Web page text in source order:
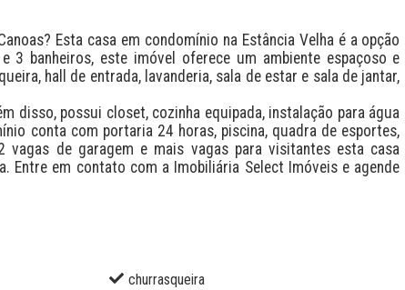
Esta casa em condomínio na Estância Velha é a opção
banheiros, este imóvel oferece um ambiente espaçoso e
hall de entrada, lavanderia, sala de estar e sala de jantar,
disso, possui closet, cozinha equipada, instalação para água
conta com portaria 24 horas, piscina, quadra de esportes,
vagas de garagem e mais vagas para visitantes esta casa
em contato com a Imobiliária Select Imóveis e agende
churrasqueira